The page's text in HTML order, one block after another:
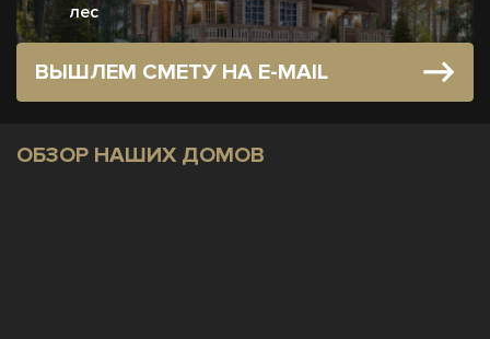
лес
ВЫШЛЕМ СМЕТУ НА E-MAIL
ОБЗОР НАШИХ ДОМОВ